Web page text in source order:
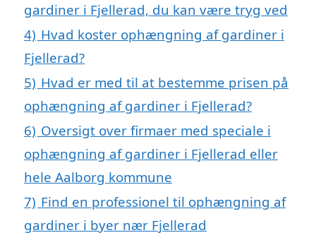
gardiner i Fjellerad, du kan være tryg ved
4) Hvad koster ophængning af gardiner i
Fjellerad?
5) Hvad er med til at bestemme prisen på
ophængning af gardiner i Fjellerad?
6) Oversigt over firmaer med speciale i
ophængning af gardiner i Fjellerad eller
hele Aalborg kommune
7) Find en professionel til ophængning af
gardiner i byer nær Fjellerad